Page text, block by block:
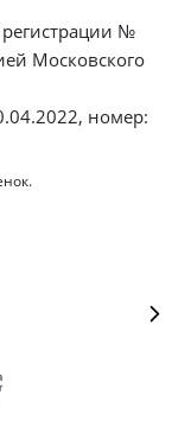
регистрации №
Московского
номер: